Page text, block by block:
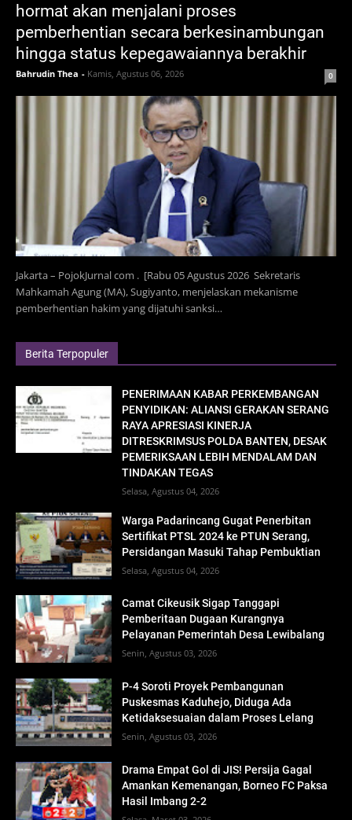
hormat akan menjalani proses
pemberhentian secara berkesinambungan
hingga status kepegawaiannya berakhir
Bahrudin Thea - Kamis, Agustus 06, 2026 0
Jakarta – PojokJurnal com . [Rabu 05 Agustus 2026 Sekretaris
Mahkamah Agung (MA), Sugiyanto, menjelaskan mekanisme
pemberhentian hakim yang dijatuhi sanksi…
Berita Terpopuler
PENERIMAAN KABAR PERKEMBANGAN
PENYIDIKAN: ALIANSI GERAKAN SERANG
RAYA APRESIASI KINERJA
DITRESKRIMSUS POLDA BANTEN, DESAK
PEMERIKSAAN LEBIH MENDALAM DAN
TINDAKAN TEGAS
Selasa, Agustus 04, 2026
Warga Padarincang Gugat Penerbitan
Sertifikat PTSL 2024 ke PTUN Serang,
Persidangan Masuki Tahap Pembuktian
Selasa, Agustus 04, 2026
Camat Cikeusik Sigap Tanggapi
Pemberitaan Dugaan Kurangnya
Pelayanan Pemerintah Desa Lewibalang
Senin, Agustus 03, 2026
P-4 Soroti Proyek Pembangunan
Puskesmas Kaduhejo, Diduga Ada
Ketidaksesuaian dalam Proses Lelang
Senin, Agustus 03, 2026
Drama Empat Gol di JIS! Persija Gagal
Amankan Kemenangan, Borneo FC Paksa
Hasil Imbang 2-2